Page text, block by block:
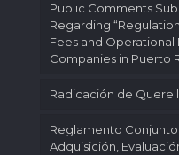
Public Comments
Regarding
Fees and
Companies in Puerto
Radicación de
Reglamento
Adquisición,